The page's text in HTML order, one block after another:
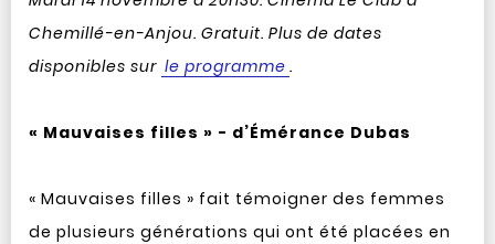
Chemillé-en-Anjou. Gratuit. Plus de dates
disponibles sur le programme .
« Mauvaises filles » - d’Émérance Dubas
« Mauvaises filles » fait témoigner des femmes
de plusieurs générations qui ont été placées en